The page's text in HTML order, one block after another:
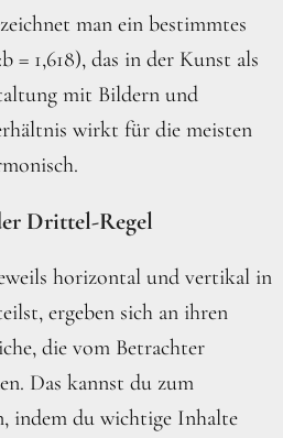
man ein bestimmtes
= 1,618), das in der Kunst als
mit Bildern und
wirkt für die meisten
Drittel-Regel
horizontal und vertikal in
ergeben sich an ihren
die vom Betrachter
Das kannst du zum
indem du wichtige Inhalte